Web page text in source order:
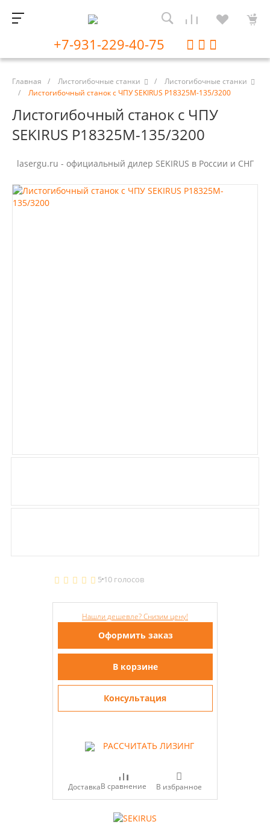
+7-931-229-40-75
Главная / Листогибочные станки /
Листогибочные станки
/
Листогибочный станок с ЧПУ SEKIRUS P18325M-135/3200
Листогибочный станок с ЧПУ
SEKIRUS P18325M-135/3200
lasergu.ru - официальный дилер SEKIRUS в России и СНГ
5 10 голосов
Нашли дешевле? Снизим цену!
Оформить заказ
В корзине
Консультация
РАССЧИТАТЬ ЛИЗИНГ
ДоставкаВ сравнение